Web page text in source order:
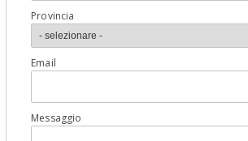
Provincia
Email
Messaggio